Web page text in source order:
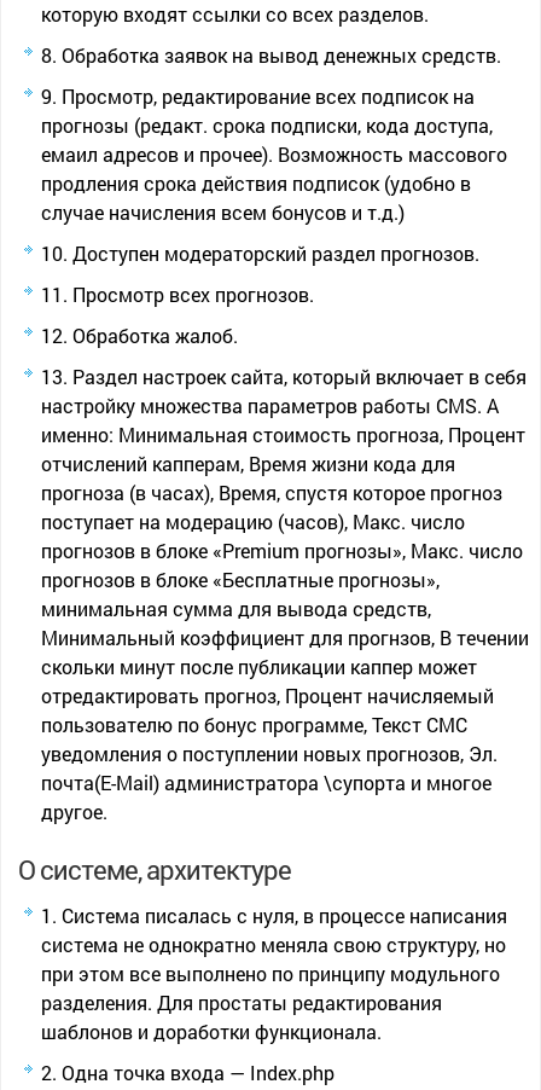
которую входят ссылки со всех разделов.
Обработка заявок на вывод денежных средств.
Просмотр, редактирование всех подписок на
прогнозы (редакт. срока подписки, кода доступа,
емаил адресов и прочее). Возможность массового
продления срока действия подписок (удобно в
случае начисления всем бонусов и т.д.)
Доступен модераторский раздел прогнозов.
Просмотр всех прогнозов.
Обработка жалоб.
Раздел настроек сайта, который включает в себя
настройку множества параметров работы CMS. А
именно: Минимальная стоимость прогноза, Процент
отчислений капперам, Время жизни кода для
прогноза (в часах), Время, спустя которое прогноз
поступает на модерацию (часов), Макс. число
прогнозов в блоке «Premium прогнозы», Макс. число
прогнозов в блоке «Бесплатные прогнозы»,
минимальная сумма для вывода средств,
Минимальный коэффициент для прогнзов, В течении
скольки минут после публикации каппер может
отредактировать прогноз, Процент начисляемый
пользователю по бонус программе, Текст СМС
уведомления о поступлении новых прогнозов, Эл.
почта(E-Mail) администратора \супорта и многое
другое.
О системе, архитектуре
Система писалась с нуля, в процессе написания
система не однократно меняла свою структуру, но
при этом все выполнено по принципу модульного
разделения. Для простаты редактирования
шаблонов и доработки функционала.
Одна точка входа — Index.php